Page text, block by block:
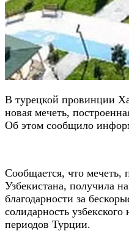
В турецкой провинции
новая мечеть,
Об этом сообщило
Сообщается, что мечеть,
Узбекистана, получила
благодарности за
солидарность
периодов Турции.